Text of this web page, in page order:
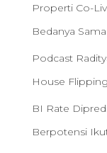
Properti Co-
Bedanya
Podcast
House Flipping
BI Rate
Berpotensi